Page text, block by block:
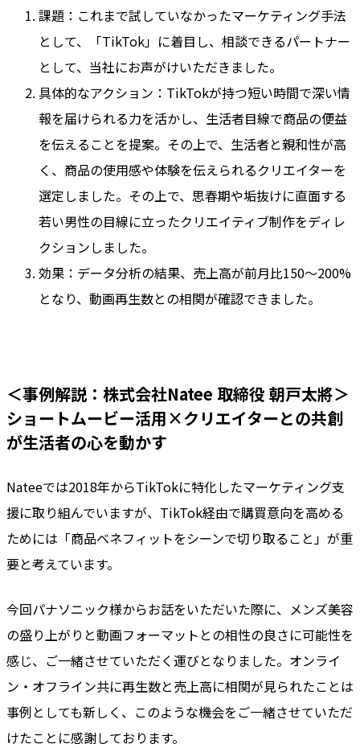
課題：これまで試していなかったマーケティング手法
として、「TikTok」に着目し、相談できるパートナー
として、当社にお声がけいただきました。
具体的なアクション：TikTokが持つ短い時間で深い情
報を届けられる力を活かし、生活者目線で商品の便益
を伝えることを提案。その上で、生活者と親和性が高
く、商品の使用感や体験を伝えられるクリエイターを
選定しました。その上で、思春期や垢抜けに直面する
若い男性の目線に立ったクリエイティブ制作をディレ
クションしました。
効果：データ分析の結果、売上高が前月比150〜200%
となり、動画再生数との相関が確認できました。
＜事例解説：株式会社Natee 取締役 朝戸太將＞
ショートムービー活用×クリエイターとの共創
が生活者の心を動かす
Nateeでは2018年からTikTokに特化したマーケティング支
援に取り組んでいますが、TikTok経由で購買意向を高める
ためには「商品ベネフィットをシーンで切り取ること」が重
要と考えています。
今回パナソニック様からお話をいただいた際に、メンズ美容
の盛り上がりと動画フォーマットとの相性の良さに可能性を
感じ、ご一緒させていただく運びとなりました。オンライ
ン・オフライン共に再生数と売上高に相関が見られたことは
事例としても新しく、このような機会をご一緒させていただ
けたことに感謝しております。